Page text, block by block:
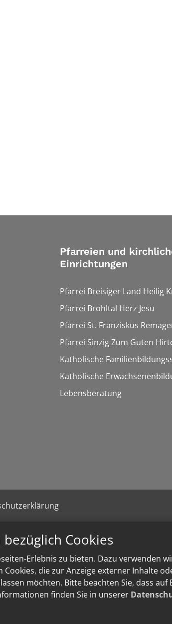
Cookies
Erlebnis zu bieten. Dazu verwenden
die zur Anzeige externer Inhalte
möchten. Bitte beachten Sie, dass
finden Sie in unserer
Pfarreien und
Einrichtungen
Pfarrei Breisiger Land Heilig
Pfarrei Brohltal Herz Jesu
Pfarrei St. Franziskus
Pfarrei Sinzig Zum Guten
Katholische
Katholische
Lebensberatung